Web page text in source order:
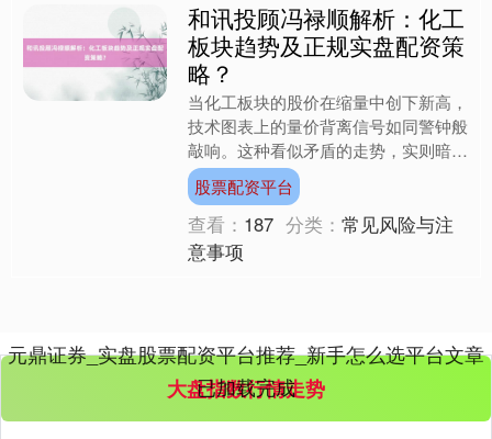
和讯投顾冯禄顺解析：化工
板块趋势及正规实盘配资策
略？
当化工板块的股价在缩量中创下新高，
技术图表上的量价背离信号如同警钟般
敲响。这种看似矛盾的走势，实则暗含
着市场资金对未来预期的分歧——有人
选择高位锁仓，有人则悄然....
股票配资平台
查看： 187 分类：常见风险与注
意事项
元鼎证券_实盘股票配资平台推荐_新手怎么选平台文章
已加载完成
大盘指数行情走势
创业板指 3563.12 +47.56 +1.35%
7242.10